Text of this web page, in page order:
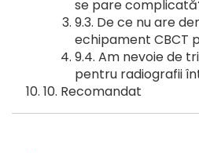
se pare
De ce nu are
echipament CBCT
Am nevoie de
pentru radiografii
Recomandat